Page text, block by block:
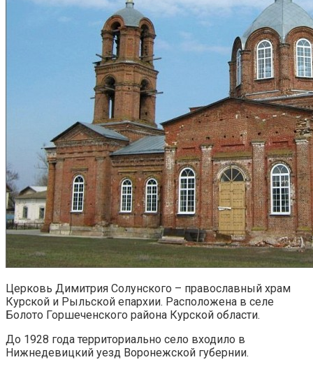
Церковь Димитрия Солунского – православный храм
Курской и Рыльской епархии. Расположена в селе
Болото Горшеченского района Курской области.
До 1928 года территориально село входило в
Нижнедевицкий уезд Воронежской губернии.